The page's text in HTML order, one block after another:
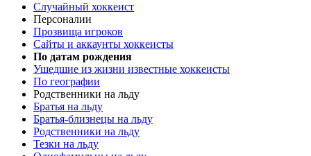
Случайный хоккеист
Персоналии
Прозвища игроков
Сайты и аккаунты хоккеисты
По датам рождения
Ушедшие из жизни известные хоккеисты
По географии
Родственники на льду
Братья на льду
Братья-близнецы на льду
Родственники на льду
Тезки на льду